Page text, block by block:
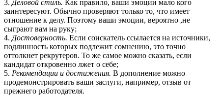
3.Деловой стиль. Как правило, ваши эмоции мало кого
заинтересуют. Обычно проверяют только то, что имеет
отношение к делу. Поэтому ваши эмоции, вероятно ,не
сыграют вам на руку;
4.Достоверность. Если соискатель ссылается на источники,
подлинность которых подлежит сомнению, это точно
оттолкнет рекрутеров. То же самое можно сказать, если
кандидат откровенно лжет о себе;
5. Рекомендации и достижения. В дополнение можно
продемонстрировать ваши заслуги, например, отзыв от
прежнего работодателя.